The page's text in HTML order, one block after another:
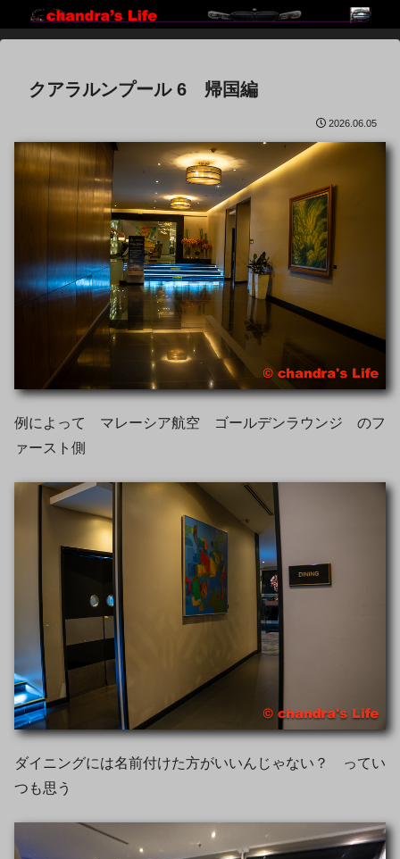
クアラルンプール 6 帰国編
2026.06.05
例によって マレーシア航空 ゴールデンラウンジ のフ
ァースト側
ダイニングには名前付けた方がいいんじゃない？ ってい
つも思う